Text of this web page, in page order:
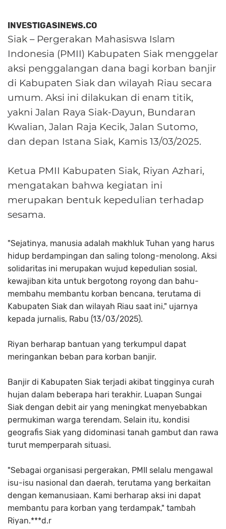
INVESTIGASINEWS.CO
Siak – Pergerakan Mahasiswa Islam
Indonesia (PMII) Kabupaten Siak menggelar
aksi penggalangan dana bagi korban banjir
di Kabupaten Siak dan wilayah Riau secara
umum. Aksi ini dilakukan di enam titik,
yakni Jalan Raya Siak-Dayun, Bundaran
Kwalian, Jalan Raja Kecik, Jalan Sutomo,
dan depan Istana Siak, Kamis 13/03/2025.
Ketua PMII Kabupaten Siak, Riyan Azhari,
mengatakan bahwa kegiatan ini
merupakan bentuk kepedulian terhadap
sesama.
"Sejatinya, manusia adalah makhluk Tuhan yang harus
hidup berdampingan dan saling tolong-menolong. Aksi
solidaritas ini merupakan wujud kepedulian sosial,
kewajiban kita untuk bergotong royong dan bahu-
membahu membantu korban bencana, terutama di
Kabupaten Siak dan wilayah Riau saat ini," ujarnya
kepada jurnalis, Rabu (13/03/2025).
Riyan berharap bantuan yang terkumpul dapat
meringankan beban para korban banjir.
Banjir di Kabupaten Siak terjadi akibat tingginya curah
hujan dalam beberapa hari terakhir. Luapan Sungai
Siak dengan debit air yang meningkat menyebabkan
permukiman warga terendam. Selain itu, kondisi
geografis Siak yang didominasi tanah gambut dan rawa
turut memperparah situasi.
"Sebagai organisasi pergerakan, PMII selalu mengawal
isu-isu nasional dan daerah, terutama yang berkaitan
dengan kemanusiaan. Kami berharap aksi ini dapat
membantu para korban yang terdampak," tambah
Riyan.***d.r